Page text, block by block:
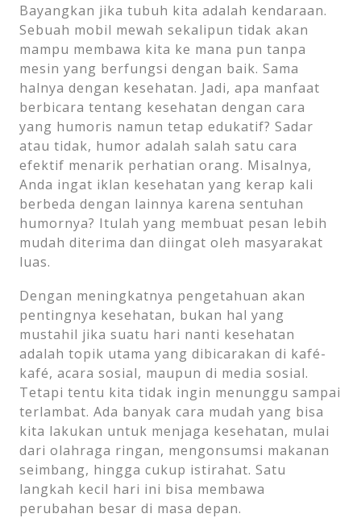
Bayangkan jika tubuh kita adalah kendaraan.
Sebuah mobil mewah sekalipun tidak akan
mampu membawa kita ke mana pun tanpa
mesin yang berfungsi dengan baik. Sama
halnya dengan kesehatan. Jadi, apa manfaat
berbicara tentang kesehatan dengan cara
yang humoris namun tetap edukatif? Sadar
atau tidak, humor adalah salah satu cara
efektif menarik perhatian orang. Misalnya,
Anda ingat iklan kesehatan yang kerap kali
berbeda dengan lainnya karena sentuhan
humornya? Itulah yang membuat pesan lebih
mudah diterima dan diingat oleh masyarakat
luas.
Dengan meningkatnya pengetahuan akan
pentingnya kesehatan, bukan hal yang
mustahil jika suatu hari nanti kesehatan
adalah topik utama yang dibicarakan di kafé-
kafé, acara sosial, maupun di media sosial.
Tetapi tentu kita tidak ingin menunggu sampai
terlambat. Ada banyak cara mudah yang bisa
kita lakukan untuk menjaga kesehatan, mulai
dari olahraga ringan, mengonsumsi makanan
seimbang, hingga cukup istirahat. Satu
langkah kecil hari ini bisa membawa
perubahan besar di masa depan.